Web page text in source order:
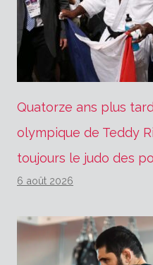
Quatorze ans plus
olympique de Teddy
toujours le judo des
6 août 2026